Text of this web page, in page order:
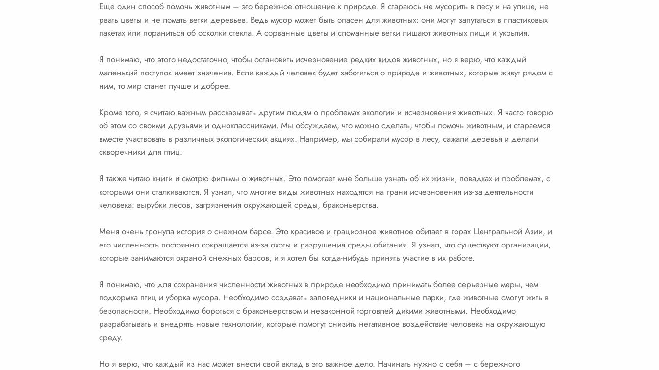
Еще один способ помочь животным – это бережное отношение к природе. Я стараюсь не мусорить в лесу и на улице, не
рвать цветы и не ломать ветки деревьев. Ведь мусор может быть опасен для животных: они могут запутаться в пластиковых
пакетах или пораниться об осколки стекла. А сорванные цветы и сломанные ветки лишают животных пищи и укрытия.
Я понимаю, что этого недостаточно, чтобы остановить исчезновение редких видов животных, но я верю, что каждый
маленький поступок имеет значение. Если каждый человек будет заботиться о природе и животных, которые живут рядом с
ним, то мир станет лучше и добрее.
Кроме того, я считаю важным рассказывать другим людям о проблемах экологии и исчезновения животных. Я часто говорю
об этом со своими друзьями и одноклассниками. Мы обсуждаем, что можно сделать, чтобы помочь животным, и стараемся
вместе участвовать в различных экологических акциях. Например, мы собирали мусор в лесу, сажали деревья и делали
скворечники для птиц.
Я также читаю книги и смотрю фильмы о животных. Это помогает мне больше узнать об их жизни, повадках и проблемах, с
которыми они сталкиваются. Я узнал, что многие виды животных находятся на грани исчезновения из-за деятельности
человека: вырубки лесов, загрязнения окружающей среды, браконьерства.
Меня очень тронула история о снежном барсе. Это красивое и грациозное животное обитает в горах Центральной Азии, и
его численность постоянно сокращается из-за охоты и разрушения среды обитания. Я узнал, что существуют организации,
которые занимаются охраной снежных барсов, и я хотел бы когда-нибудь принять участие в их работе.
Я понимаю, что для сохранения численности животных в природе необходимо принимать более серьезные меры, чем
подкормка птиц и уборка мусора. Необходимо создавать заповедники и национальные парки, где животные смогут жить в
безопасности. Необходимо бороться с браконьерством и незаконной торговлей дикими животными. Необходимо
разрабатывать и внедрять новые технологии, которые помогут снизить негативное воздействие человека на окружающую
среду.
Но я верю, что каждый из нас может внести свой вклад в это важное дело. Начинать нужно с себя – с бережного